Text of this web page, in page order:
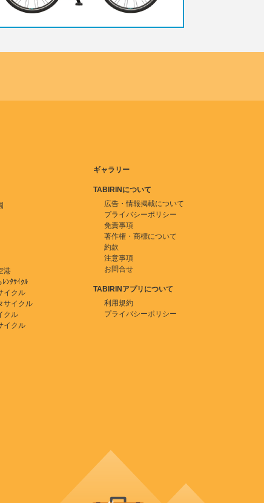
港
ﾝﾀｻｲｸﾙ
イクル
サイクル
クル
イクル
ギャラリー
TABIRINについて
広告・情報掲載について
プライバシーポリシー
免責事項
著作権・商標について
約款
注意事項
お問合せ
TABIRINアプリについて
利用規約
プライバシーポリシー